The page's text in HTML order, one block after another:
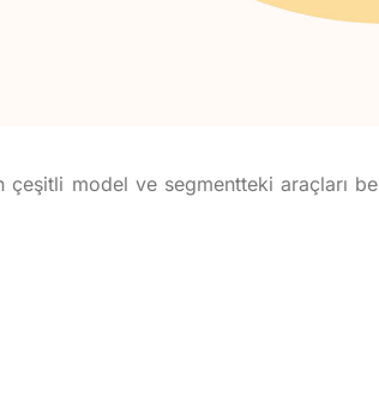
model ve segmentteki araçları